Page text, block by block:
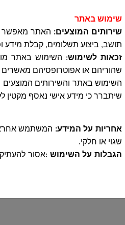
שימוש באתר
שירותים המוצעים: האתר מאפשר
תושב, ביצוע תשלומים, קבלת מידע
זכאות לשימוש: השימוש באתר
שהוריהם או אפוטרופסיהם
שיתברר כי מידע אישי נאסף
אחריות על המידע: המשתמש אחראי
שגוי או חלקי.
הגבלות על השימוש :אסור
כל ניסיון